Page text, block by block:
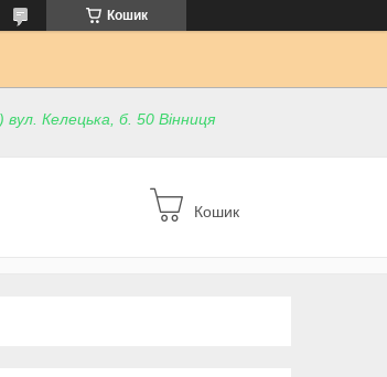
Кошик
Келецька, б. 50 Вінниця
Кошик